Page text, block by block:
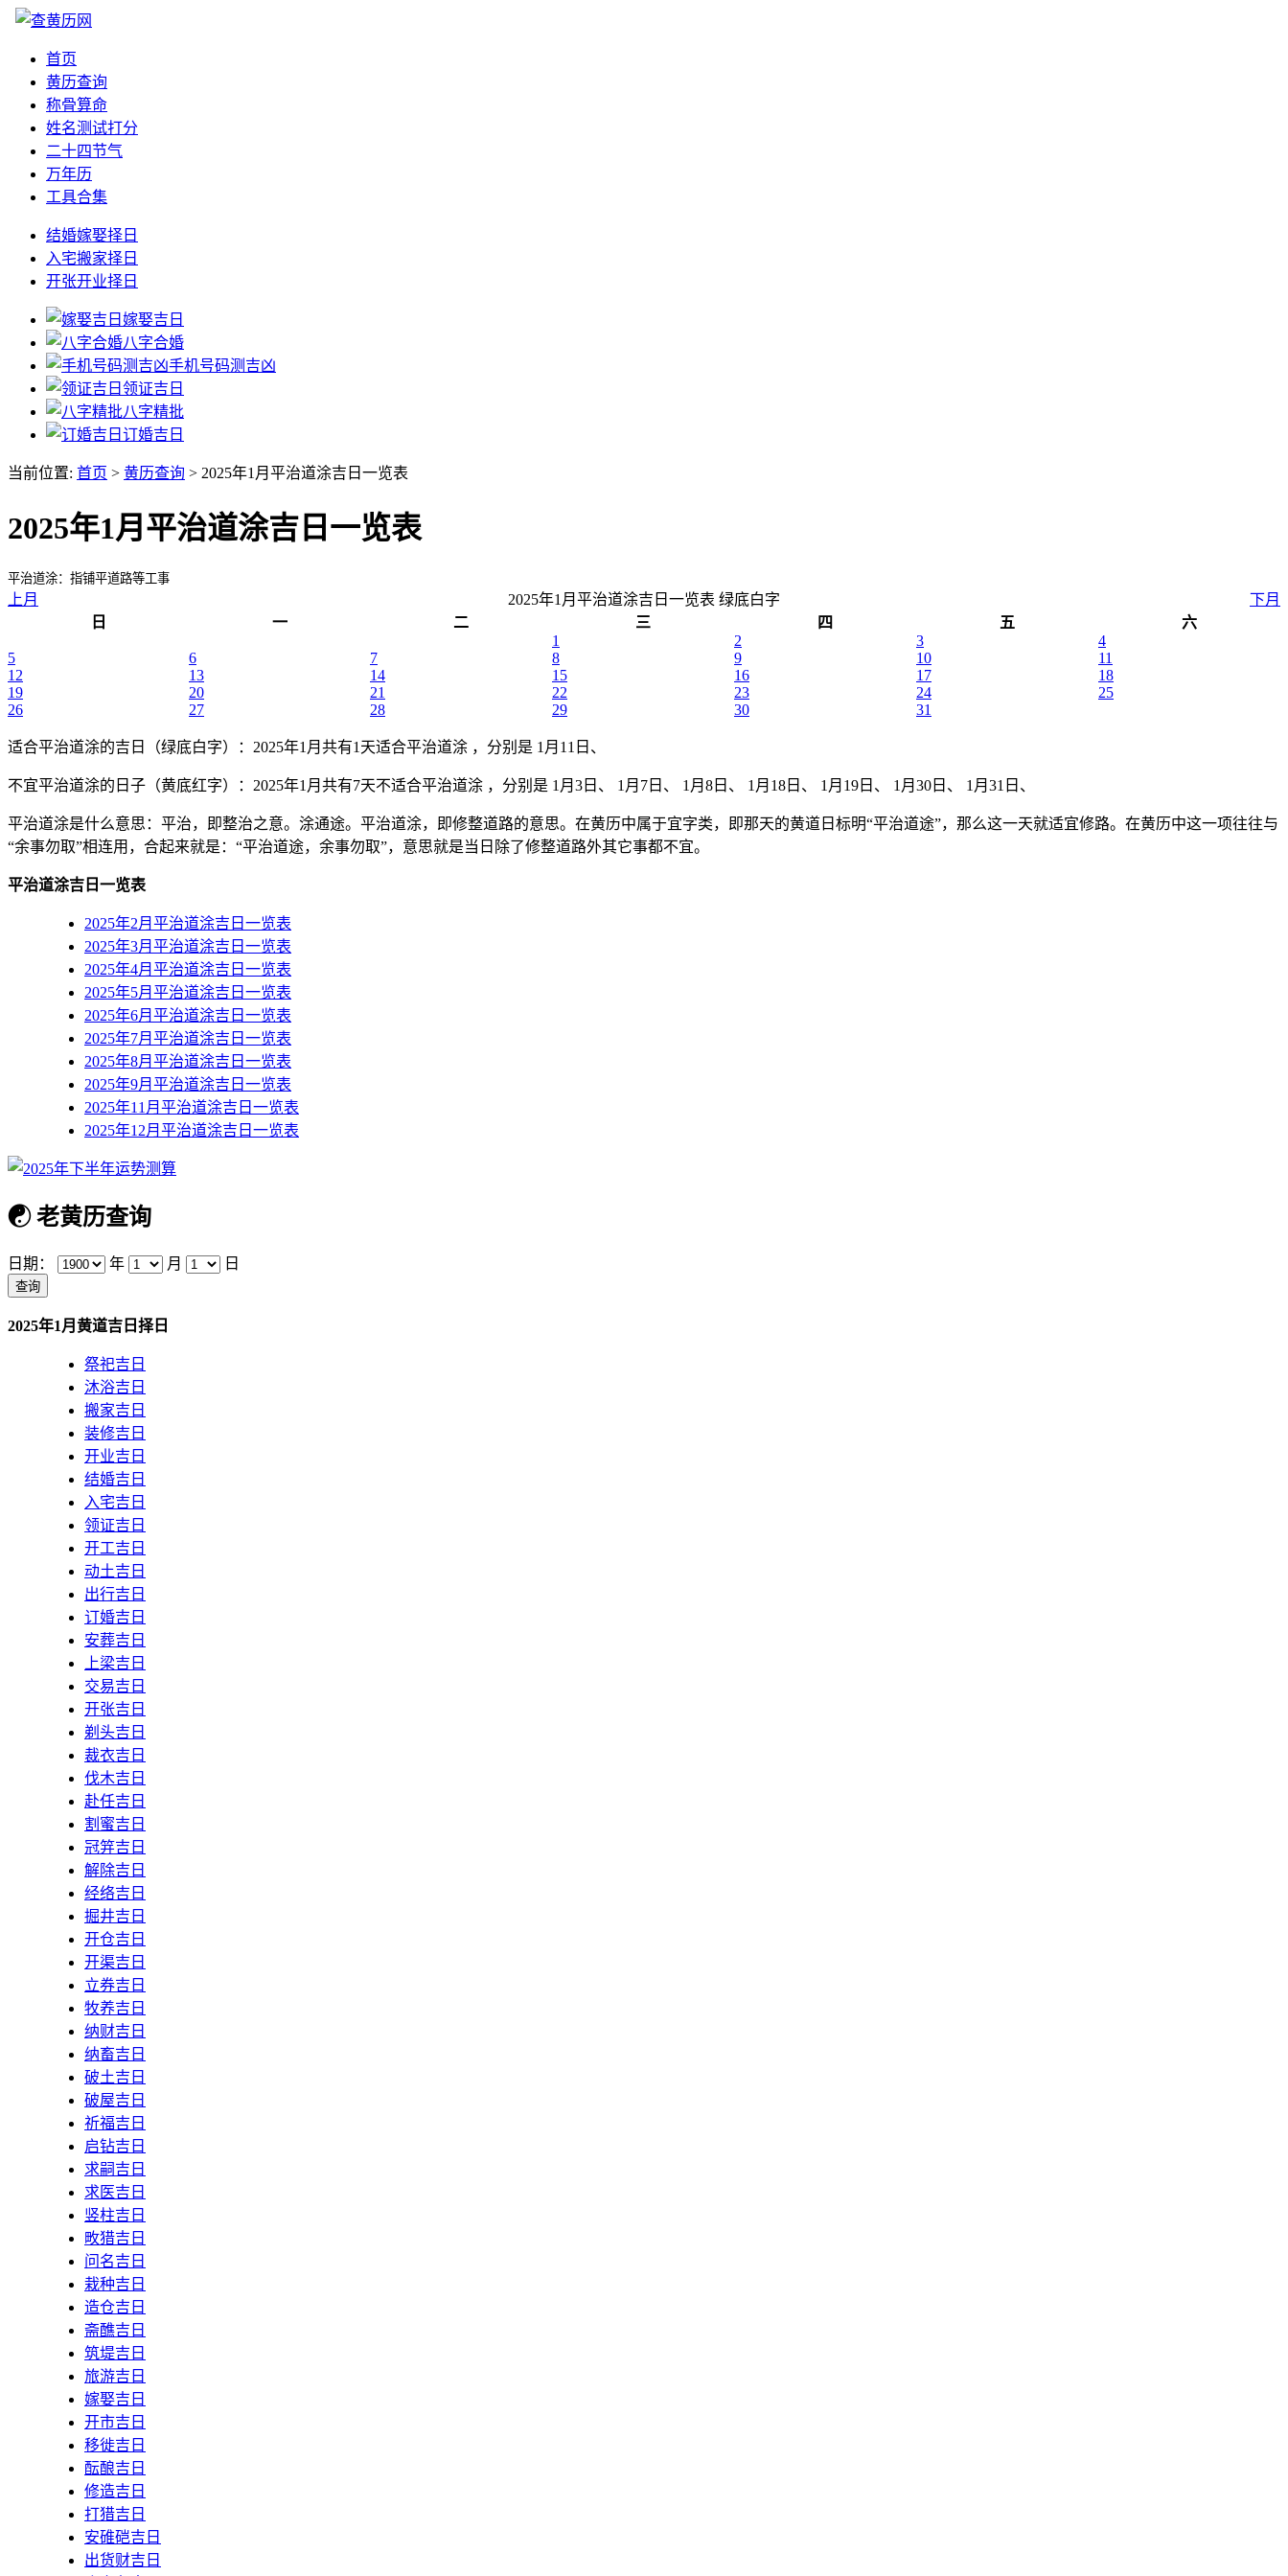
首页
黄历查询
称骨算命
姓名测试打分
二十四节气
万年历
工具合集
结婚嫁娶择日
入宅搬家择日
开张开业择日
嫁娶吉日
八字合婚
手机号码测吉凶
领证吉日
八字精批
订婚吉日
当前位置: 首页 > 黄历查询 > 2025年1月平治道涂吉日一览表
2025年1月平治道涂吉日一览表
平治道涂：指铺平道路等工事
上月 2025年1月平治道涂吉日一览表 绿底白字
下月
日
一 二 三 四 五
六
1
2 3
4
5
6 7 8 9 10
11
12
13 14 15 16 17
18
19
20 21 22 23 24
25
26
27 28 29 30 31
适合平治道涂的吉日（绿底白字） ：2025年1月共有1天适合平治道涂 ，分别是 1月11日、
不宜平治道涂的日子（黄底红字） ：2025年1月共有7天不适合平治道涂 ，分别是 1月3日、 1月7日、 1月8日、 1月18日、 1月19日、 1月30日、 1月31日、
平治道涂是什么意思：平治，即整治之意。涂通途。平治道涂，即修整道路的意思。在黄历中属于宜字类，即那天的黄道日标明“平治道途”，那么这一天就适宜修路。在黄历中这一项往往与
“余事勿取”相连用，合起来就是：“平治道途，余事勿取”，意思就是当日除了修整道路外其它事都不宜。
平治道涂吉日一览表
2025年2月平治道涂吉日一览表
2025年3月平治道涂吉日一览表
2025年4月平治道涂吉日一览表
2025年5月平治道涂吉日一览表
2025年6月平治道涂吉日一览表
2025年7月平治道涂吉日一览表
2025年8月平治道涂吉日一览表
2025年9月平治道涂吉日一览表
2025年11月平治道涂吉日一览表
2025年12月平治道涂吉日一览表
☯老黄历查询
日期： 年 月 日
2025年1月黄道吉日择日
祭祀吉日
沐浴吉日
搬家吉日
装修吉日
开业吉日
结婚吉日
入宅吉日
领证吉日
开工吉日
动土吉日
出行吉日
订婚吉日
安葬吉日
上梁吉日
交易吉日
开张吉日
剃头吉日
裁衣吉日
伐木吉日
赴任吉日
割蜜吉日
冠笄吉日
解除吉日
经络吉日
掘井吉日
开仓吉日
开渠吉日
立券吉日
牧养吉日
纳财吉日
纳畜吉日
破土吉日
破屋吉日
祈福吉日
启钻吉日
求嗣吉日
求医吉日
竖柱吉日
畋猎吉日
问名吉日
栽种吉日
造仓吉日
斋醮吉日
筑堤吉日
旅游吉日
嫁娶吉日
开市吉日
移徙吉日
酝酿吉日
修造吉日
打猎吉日
安碓硙吉日
出货财吉日